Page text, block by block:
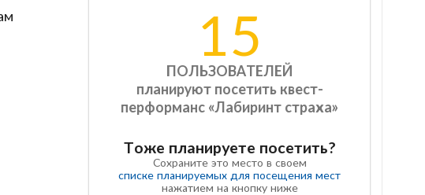
15
ПОЛЬЗОВАТЕЛЕЙ
планируют посетить квест-
перформанс «Лабиринт страха»
Тоже планируете посетить?
Сохраните это место в своем
списке планируемых для посещения мест
нажатием на кнопку ниже